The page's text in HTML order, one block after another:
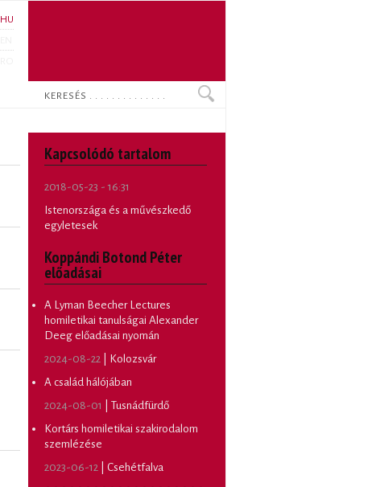
HU
Keresés
Kapcsolódó tartalom
2018-05-23 - 16:31
Istenországa és a művészkedő
egyletesek
Koppándi Botond Péter
előadásai
A Lyman Beecher Lectures
homiletikai tanulságai Alexander
Deeg előadásai nyomán
2024-08-22 | Kolozsvár
A család hálójában
2024-08-01
| Tusnádfürdő
Kortárs homiletikai szakirodalom
szemlézése
2023-06-12 | Csehétfalva